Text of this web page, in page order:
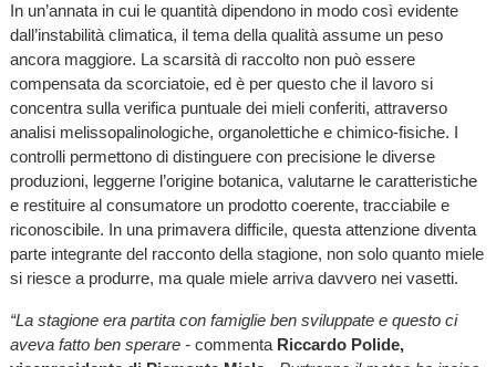
In un’annata in cui le quantità dipendono in modo così evidente
dall’instabilità climatica, il tema della qualità assume un peso
ancora maggiore. La scarsità di raccolto non può essere
compensata da scorciatoie, ed è per questo che il lavoro si
concentra sulla verifica puntuale dei mieli conferiti, attraverso
analisi melissopalinologiche, organolettiche e chimico-fisiche. I
controlli permettono di distinguere con precisione le diverse
produzioni, leggerne l’origine botanica, valutarne le caratteristiche
e restituire al consumatore un prodotto coerente, tracciabile e
riconoscibile. In una primavera difficile, questa attenzione diventa
parte integrante del racconto della stagione, non solo quanto miele
si riesce a produrre, ma quale miele arriva davvero nei vasetti.
“La stagione era partita con famiglie ben sviluppate e questo ci
aveva fatto ben sperare -commenta Riccardo Polide,